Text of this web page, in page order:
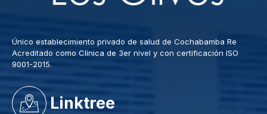
Único establecimiento privado de salud de Cochabamba Re
Acreditado como Clínica de 3er nivel y con certificación ISO
9001-2015.
Linktree